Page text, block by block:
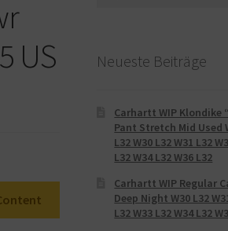
US
Neueste Beiträge
Carhartt WIP Klondike
Pant Stretch Mid Used
L32 W30 L32 W31 L32
L32 W34 L32 W36 L32
Carhartt WIP Regular
Deep Night W30 L32
L32 W33 L32 W34 L32